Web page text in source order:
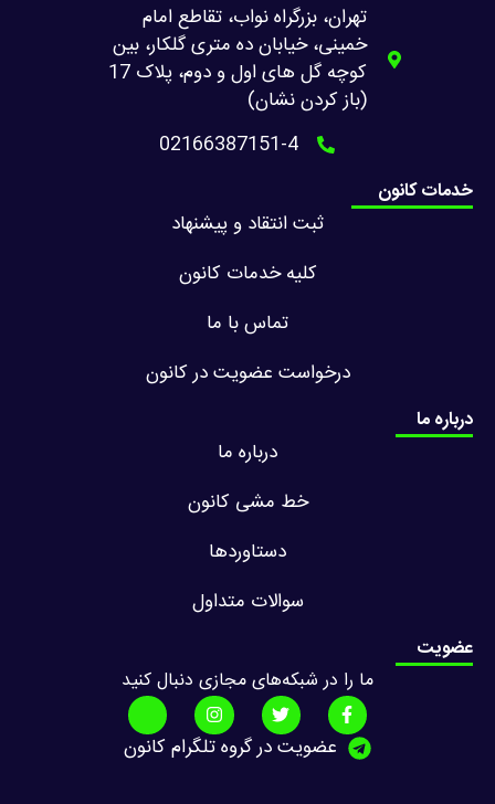
تهران، بزرگراه نواب، تقاطع امام
خمینی، خیابان ده متری گلکار، بین
کوچه گل های اول و دوم، پلاک 17
(باز کردن نشان)
02166387151-4
خدمات کانون
ثبت انتقاد و پیشنهاد
کلیه خدمات کانون
تماس با ما
درخواست عضویت در کانون
درباره ما
درباره ما
خط مشی کانون
دستاوردها
سوالات متداول
عضویت
ما را در شبکه‌های مجازی دنبال کنید
عضویت در گروه تلگرام کانون